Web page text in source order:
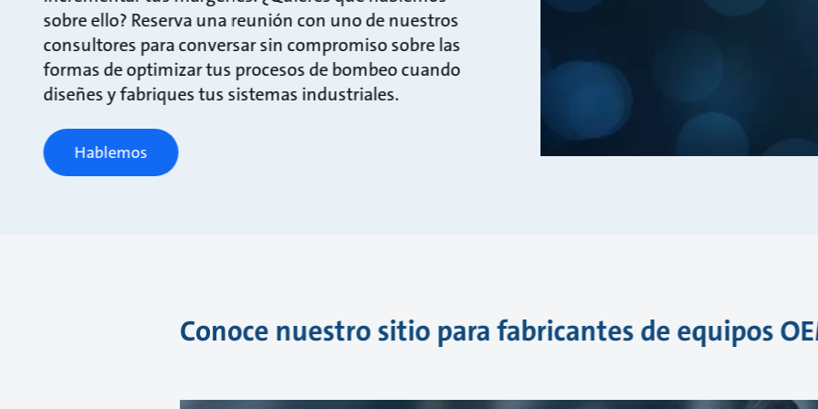
sobre ello? Reserva una reunión con uno de nuestros
consultores para conversar sin compromiso sobre las
formas de optimizar tus procesos de bombeo cuando
diseñes y fabriques tus sistemas industriales.
Hablemos
Conoce nuestro sitio para fabricantes de equipos